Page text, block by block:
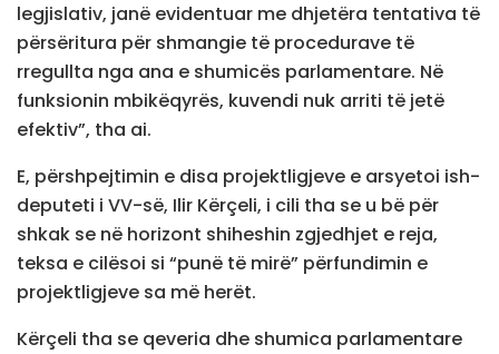
legjislativ, janë evidentuar me dhjetëra tentativa të
përsëritura për shmangie të procedurave të
rregullta nga ana e shumicës parlamentare. Në
funksionin mbikëqyrës, kuvendi nuk arriti të jetë
efektiv”, tha ai.
E, përshpejtimin e disa projektligjeve e arsyetoi ish-
deputeti i VV-së, Ilir Kërçeli, i cili tha se u bë për
shkak se në horizont shiheshin zgjedhjet e reja,
teksa e cilësoi si “punë të mirë” përfundimin e
projektligjeve sa më herët.
Kërçeli tha se qeveria dhe shumica parlamentare